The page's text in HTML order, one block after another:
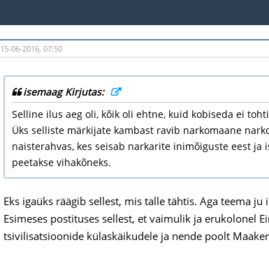
15-06-2016, 07:50
isemaag Kirjutas:
Selline ilus aeg oli, kõik oli ehtne, kuid kobiseda ei
Üks selliste märkijate kambast ravib narkomaane
naisterahvas, kes seisab narkarite inimõiguste eest
peetakse vihakõneks.
Eks igaüks räägib sellest, mis talle tähtis. Aga teema ju
Esimeses postituses sellest, et vaimulik ja erukolonel
tsivilisatsioonide külaskäikudele ja nende poolt